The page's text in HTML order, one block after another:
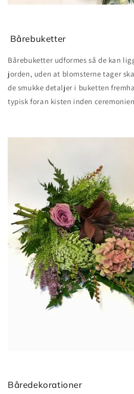
Bårebuketter
Bårebuketter udformes så de kan
jorden, uden at blomsterne tager
de smukke detaljer i buketten
typisk foran kisten inden
Båredekorationer